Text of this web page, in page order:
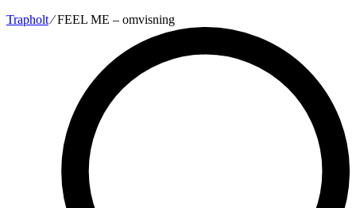
Trapholt∕FEEL ME – omvisning